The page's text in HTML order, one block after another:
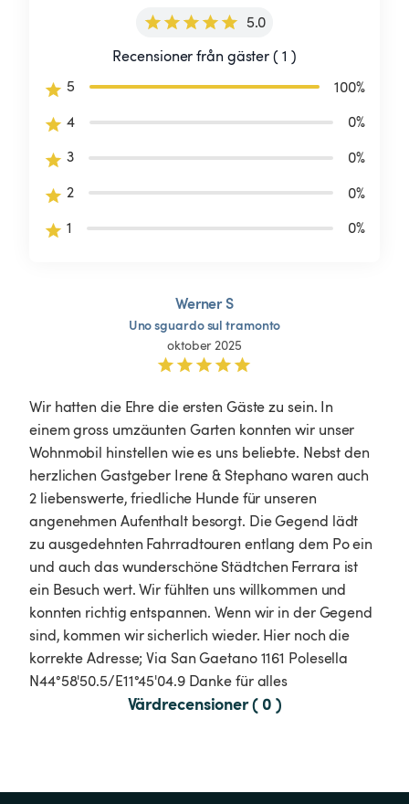
5.0
Recensioner från gäster ( 1 )
5
100%
4
0%
3
0%
2
0%
1
0%
Werner S
Unosguardosul tramonto
oktober 2025
Wir hatten die Ehre die ersten Gäste zu sein. In
einem gross umzäunten Garten konnten wir unser
Wohnmobil hinstellen wie es uns beliebte. Nebst den
herzlichen Gastgeber Irene & Stephano waren auch
2 liebenswerte, friedliche Hunde für unseren
angenehmen Aufenthalt besorgt. Die Gegend lädt
zu ausgedehnten Fahrradtouren entlang dem Po ein
und auch das wunderschöne Städtchen Ferrara ist
ein Besuch wert. Wir fühlten uns willkommen und
konnten richtig entspannen. Wenn wir in der Gegend
sind, kommen wir sicherlich wieder. Hier noch die
korrekte Adresse; Via San Gaetano 1161 Polesella
N44°58'50.5/E11°45'04.9 Danke für alles
Värdrecensioner ( 0 )